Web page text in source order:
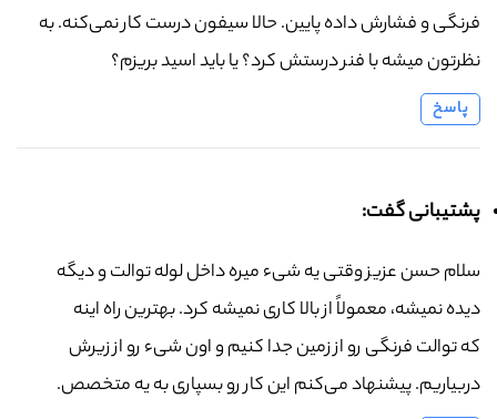
فرنگی و فشارش داده پایین. حالا سیفون درست کار نمی‌کنه. به
نظرتون میشه با فنر درستش کرد؟ یا باید اسید بریزم؟
پاسخ
پشتیبانی گفت:
سلام حسن عزیز وقتی یه شیء میره داخل لوله توالت و دیگه
دیده نمیشه، معمولاً از بالا کاری نمیشه کرد. بهترین راه اینه
که توالت فرنگی رو از زمین جدا کنیم و اون شیء رو از زیرش
دربیاریم. پیشنهاد می‌کنم این کار رو بسپاری به یه متخصص.